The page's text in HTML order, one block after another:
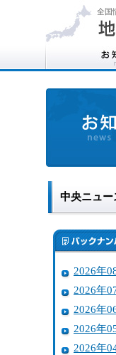
全国
中央ニュー
2026年
2026年
2026年
2026年
2026年